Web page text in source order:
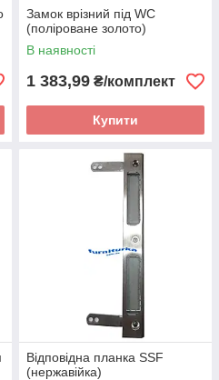
Замок врізний під WC
(поліроване золото)
В наявності
1 383,99 ₴/комплект
Купити
Відповідна планка SSF
(нержавійка)